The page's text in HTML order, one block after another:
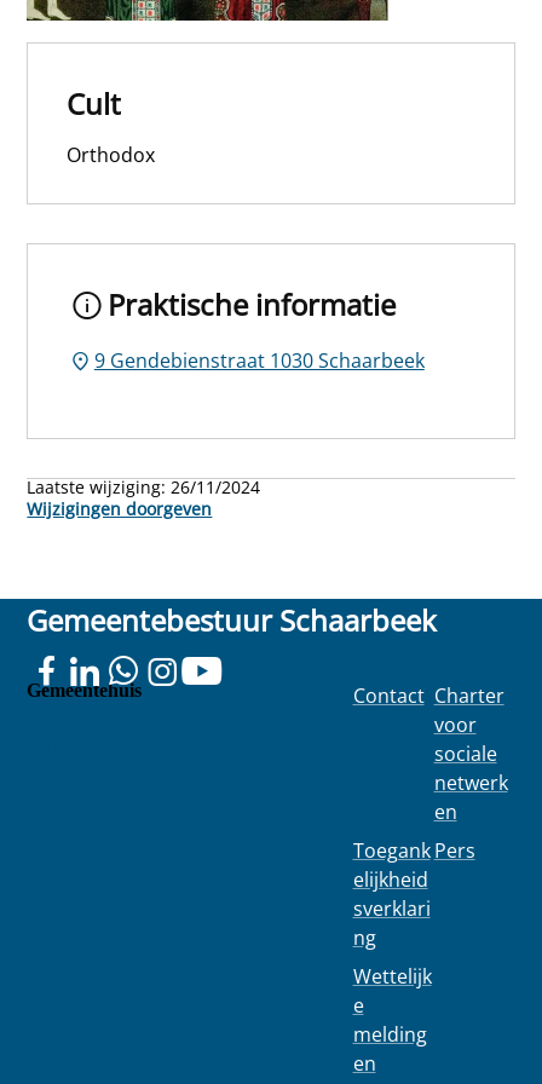
Cult
Orthodox
Praktische informatie
9 Gendebienstraat 1030 Schaarbeek
Laatste wijziging:26/11/2024
Wijzigingen doorgeven
Gemeentebestuur Schaarbeek
Gemeentehuis Contact
Toegank
elijkheid
sverklari
ng
Wettelijk
e
melding
en
Charter
voor
sociale
netwerk
en
Pers